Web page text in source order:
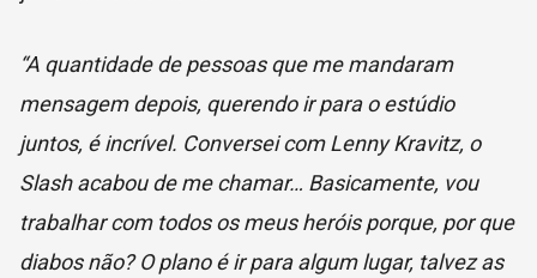
“A quantidade de pessoas que me mandaram
mensagem depois, querendo ir para o estúdio
juntos, é incrível. Conversei com Lenny Kravitz, o
Slash acabou de me chamar… Basicamente, vou
trabalhar com todos os meus heróis porque, por que
diabos não? O plano é ir para algum lugar, talvez as